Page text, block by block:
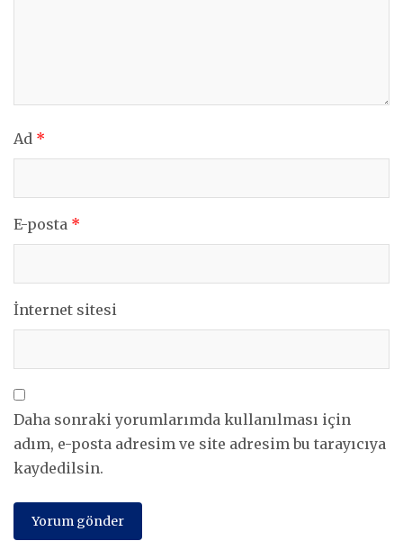
Ad *
E-posta *
İnternet sitesi
Daha sonraki yorumlarımda kullanılması için
adım, e-posta adresim ve site adresim bu tarayıcıya
kaydedilsin.